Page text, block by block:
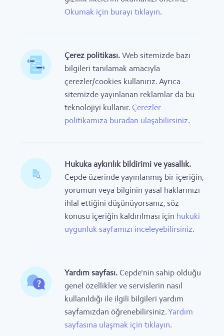
Okumak için burayı tıklayın.
Çerez politikası.Web sitemizde bazı
bilgileri tanılamak amacıyla
çerezler/cookies kullanırız. Ayrıca
sitemizde yayınlanan reklamlar da bu
teknolojiyi kullanır. Çerezler
politikamıza buradan ulaşabilirsiniz.
Hukuka aykırılık bildirimi ve yasallık.
Cepde üzerinde yayınlanmış bir içeriğin,
yorumun veya bilginin yasal haklarınızı
ihlal ettiğini düşünüyorsanız, söz
konusu içeriğin kaldırılması için hukuki
uygunluk sayfamızı inceleyebilirsiniz.
Yardım sayfası.Cepde'nin sahip olduğu
genel özellikler ve servislerin nasıl
kullanıldığı ile ilgili bilgileri yardım
sayfamızdan öğrenebilirsiniz.Yardım
sayfasına ulaşmak için tıklayın.